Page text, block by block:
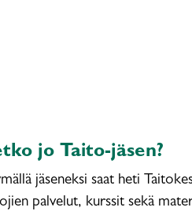
jo Taito-jäsen?
jäseneksi saat heti
palvelut, kurssit sekä